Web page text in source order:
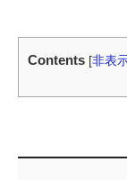
Contents [非表